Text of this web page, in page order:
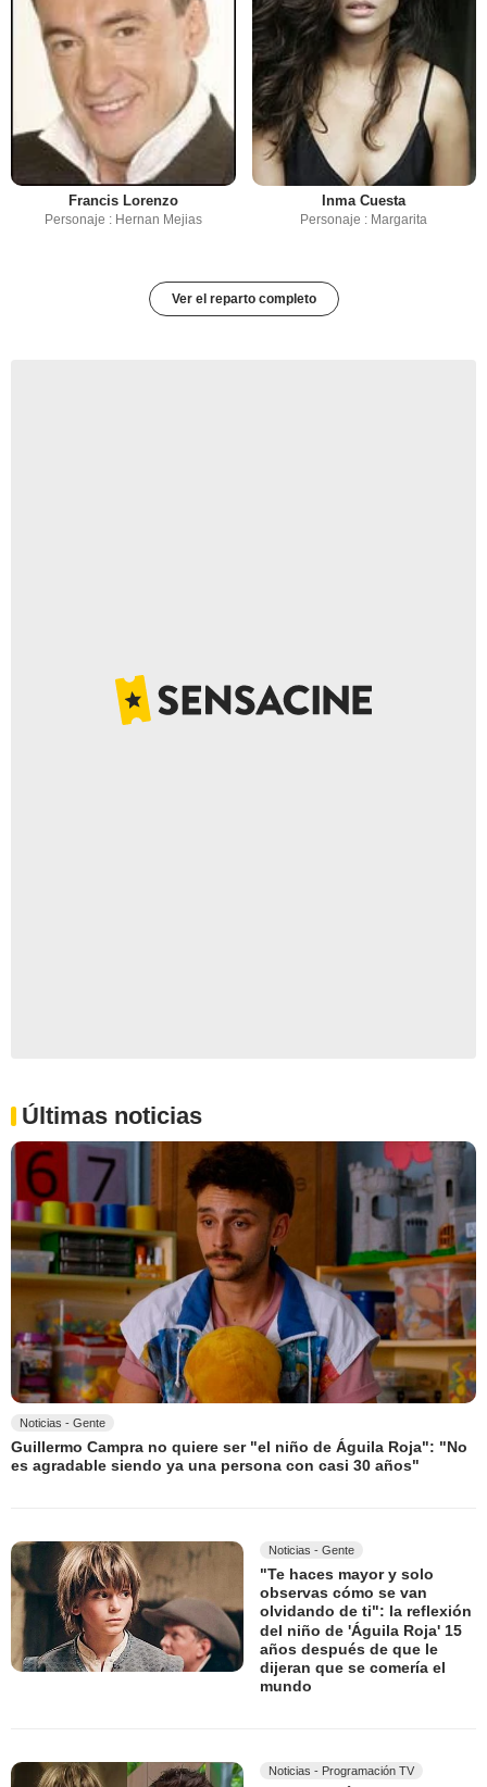
Francis Lorenzo
Personaje : Hernan Mejias
Inma Cuesta
Personaje : Margarita
Ver el reparto completo
Últimas noticias
Noticias - Gente
Guillermo Campra no quiere ser "el niño de Águila Roja": "No
es agradable siendo ya una persona con casi 30 años"
Noticias - Gente
"Te haces mayor y solo
observas cómo se van
olvidando de ti": la reflexión
del niño de 'Águila Roja' 15
años después de que le
dijeran que se comería el
mundo
Noticias - Programación TV